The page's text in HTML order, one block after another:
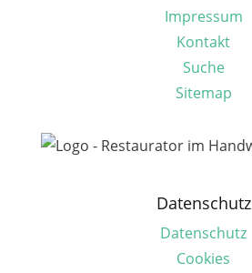
Impressum
Kontakt
Suche
Sitemap
Datenschutz
Datenschutz
Cookies